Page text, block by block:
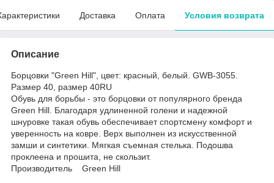
Доставка Оплата Условия возврата
Описание
Борцовки "Green Hill", цвет: красный, белый. GWB-3055.
Размер 40, размер 40RU
Обувь для борьбы - это борцовки от популярного бренда
Green Hill. Благодаря удлиненной голени и надежной
шнуровке такая обувь обеспечивает спортсмену комфорт и
уверенность на ковре. Верх выполнен из искусственной
замши и синтетики. Мягкая съемная стелька. Подошва
проклеена и прошита, не скользит.
Производитель Green Hill